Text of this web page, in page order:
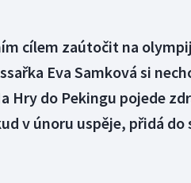
cílem zaútočit na
Eva Samková si
Hry do Pekingu pojede
v únoru uspěje, přidá